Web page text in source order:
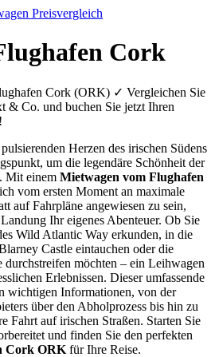
Preisvergleich
Cork
Cork (ORK) ✓ Vergleichen Sie
& Co. und buchen Sie jetzt Ihren
Herzen des irischen Südens
um die legendäre Schönheit der
Mit einem Mietwagen vom Flughafen
vom ersten Moment an maximale
auf Fahrpläne angewiesen zu sein,
Ihr eigenes Abenteuer. Ob Sie
Wild Atlantic Way erkunden, in die
Castle eintauchen oder die
durchstreifen möchten – ein Leihwagen
Erlebnissen. Dieser umfassende
wichtigen Informationen, von der
über den Abholprozess bis hin zu
Fahrt auf irischen Straßen. Starten Sie
und finden Sie den perfekten
Cork ORK für Ihre Reise.